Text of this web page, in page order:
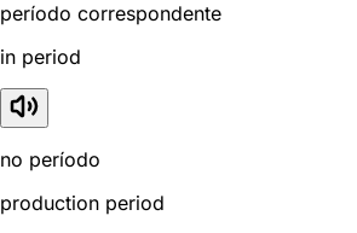
período correspondente
in period
no período
production period